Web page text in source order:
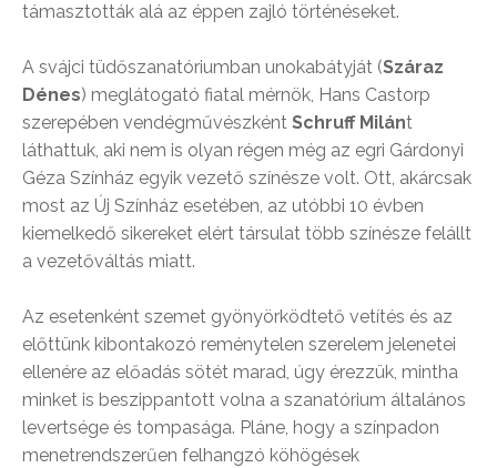
támasztották alá az éppen zajló történéseket.
A svájci tüdőszanatóriumban unokabátyját (Száraz
Dénes) meglátogató fiatal mérnök, Hans Castorp
szerepében vendégművészként Schruff Milánt
láthattuk, aki nem is olyan régen még az egri Gárdonyi
Géza Színház egyik vezető színésze volt. Ott, akárcsak
most az Új Színház esetében, az utóbbi 10 évben
kiemelkedő sikereket elért társulat több színésze felállt
a vezetőváltás miatt.
Az esetenként szemet gyönyörködtető vetítés és az
előttünk kibontakozó reménytelen szerelem jelenetei
ellenére az előadás sötét marad, úgy érezzük, mintha
minket is beszippantott volna a szanatórium általános
levertsége és tompasága. Pláne, hogy a színpadon
menetrendszerűen felhangzó köhögések